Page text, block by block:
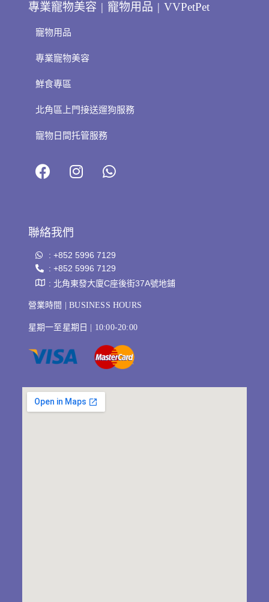
專業寵物美容 | 寵物用品 | VVPetPet
寵物用品
專業寵物美容
鮮食專區
北角區上門接送遛狗服務
寵物日間托管服務
聯絡我們
: +852 5996 7129
: +852 5996 7129
: 北角東發大廈C座後街37A號地鋪
營業時間 | BUSINESS HOURS
星期一至星期日 | 10:00-20:00